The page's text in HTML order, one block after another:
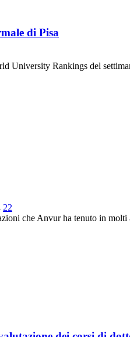
di Pisa
University Rankings del
22
che Anvur ha tenuto in